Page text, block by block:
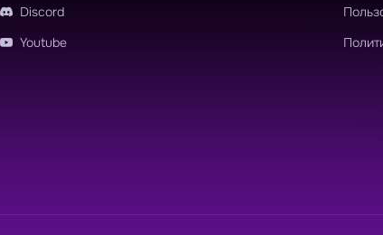
Discord
Youtube